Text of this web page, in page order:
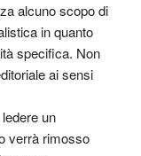
alcuno scopo di
in quanto
specifica. Non
ai sensi
un
verrà rimosso